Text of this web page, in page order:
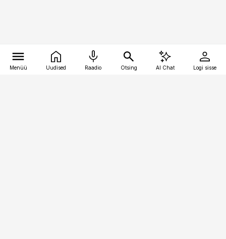
Menüü Uudised Raadio Otsing AI Chat Logi sisse